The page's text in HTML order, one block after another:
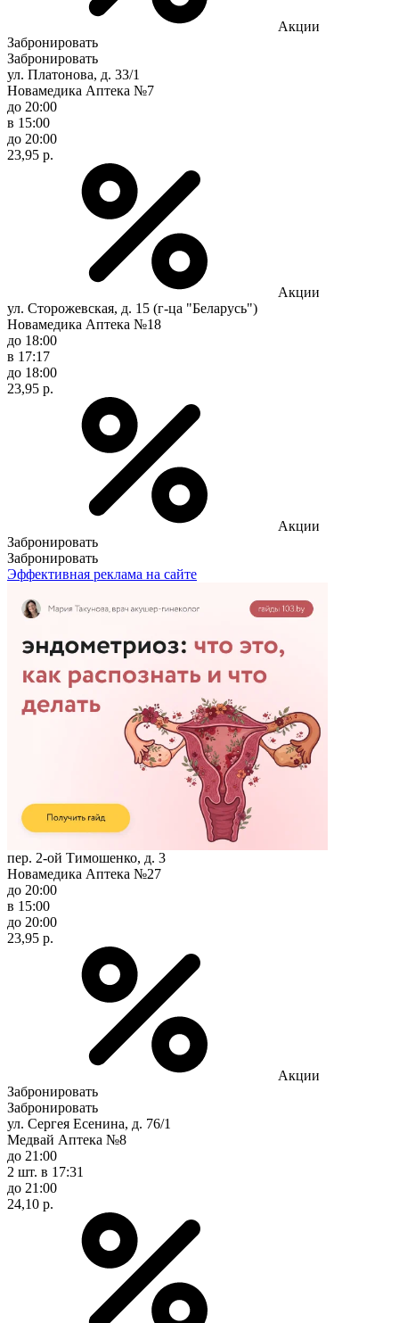
Акции
Забронировать
Забронировать
ул. Платонова, д. 33/1
Новамедика Аптека №7
до 20:00
в 15:00
до 20:00
23,95 р.
Акции
ул. Сторожевская, д. 15 (г-ца "Беларусь")
Новамедика Аптека №18
до 18:00
в 17:17
до 18:00
23,95 р.
Акции
Забронировать
Забронировать
Эффективная реклама на сайте
пер. 2-ой Тимошенко, д. 3
Новамедика Аптека №27
до 20:00
в 15:00
до 20:00
23,95 р.
Акции
Забронировать
Забронировать
ул. Сергея Есенина, д. 76/1
Медвай Аптека №8
до 21:00
2 шт. в 17:31
до 21:00
24,10 р.